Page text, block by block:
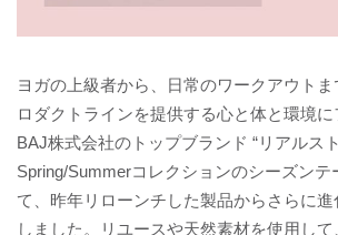
ヨガの上級者から、日常のワークアウト
ロダクトラインを提供する心と体と環境に
BAJ株式会社のトップブランド “リアルス
Spring/Summerコレクションのシーズンテ
て、昨年リローンチした製品からさらに
しました。リユースや天然素材を使用し